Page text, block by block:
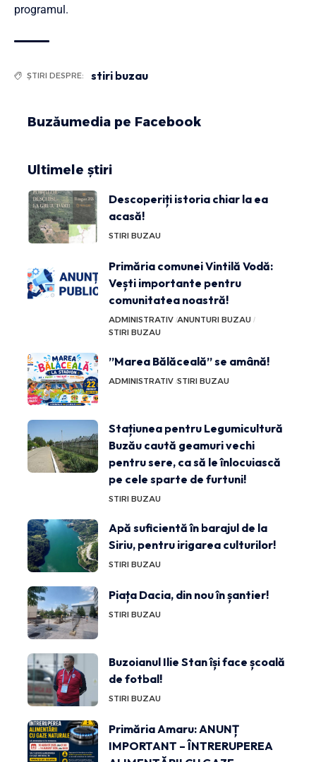
programul.
ȘTIRI DESPRE: stiri buzau
Buzăumedia pe Facebook
Ultimele știri
Descoperiți istoria chiar la ea
acasă!
STIRI BUZAU
Primăria comunei Vintilă Vodă:
Vești importante pentru
comunitatea noastră!
ADMINISTRATIV ANUNTURI BUZAU
STIRI BUZAU
”Marea Bălăceală” se amână!
ADMINISTRATIV STIRI BUZAU
Stațiunea pentru Legumicultură
Buzău caută geamuri vechi
pentru sere, ca să le înlocuiască
pe cele sparte de furtuni!
STIRI BUZAU
Apă suficientă în barajul de la
Siriu, pentru irigarea culturilor!
STIRI BUZAU
Piața Dacia, din nou în șantier!
STIRI BUZAU
Buzoianul Ilie Stan își face școală
de fotbal!
STIRI BUZAU
Primăria Amaru: ANUNȚ
IMPORTANT – ÎNTRERUPEREA